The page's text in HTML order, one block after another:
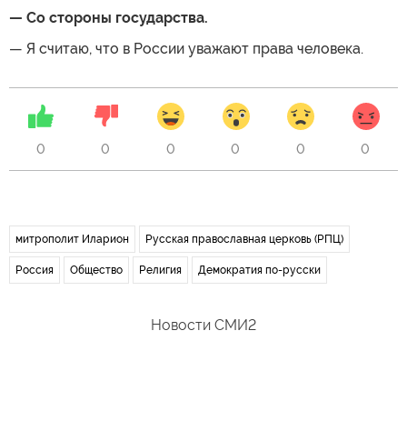
— Со стороны государства.
— Я считаю, что в России уважают права человека.
0 0 0 0 0 0
митрополит Иларион Русская православная церковь (РПЦ)
Россия Общество Религия Демократия по-русски
Новости СМИ2